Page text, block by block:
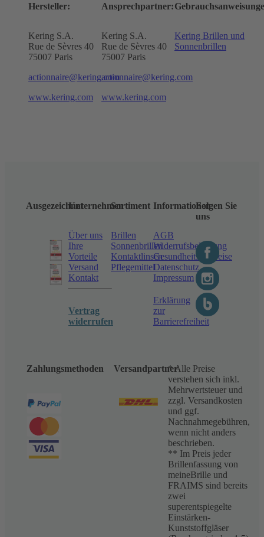
Hersteller:
Kering S.A.
Rue de Sèvres 40
75007 Paris
actionnaire@kering.com
www.kering.com
Ansprechpartner:
Kering S.A.
Rue de Sèvres 40
75007 Paris
actionnaire@kering.com
www.kering.com
Kering Brillen und
Sonnenbrillen
AusgezeichnetUnternehmen
Über uns
Ihre
Vorteile
Versand
Kontakt
Vertrag
widerrufen
Sortiment
Brillen
Sonnenbrillen
Kontaktlinsen
Pflegemittel
Informationen
AGB
Widerrufsbelehrung
Gesundheitshinweise
Datenschutz
Impressum
Erklärung
zur
Barrierefreiheit
Folgen Sie
uns
Zahlungsmethoden Versandpartner* Alle Preise
verstehen sich inkl.
Mehrwertsteuer und
zzgl. Versandkosten
und ggf.
Nachnahmegebühren,
wenn nicht anders
beschrieben.
** Im Preis jeder
Brillenfassung von
meineBrille und
FRAIMS sind bereits
zwei
superentspiegelte
Einstärken-
Kunststoffgläser